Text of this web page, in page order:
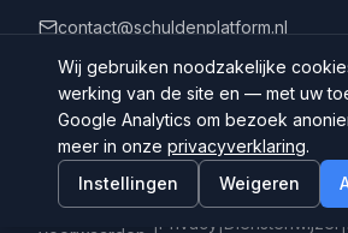
contact@schuldenplatform.nl
Postbus 802, 7400 AV Deventer
©
Algemene
|Privacy |Dienstenwijzer |
Wij gebruiken noodzakelijke
werking van de site en — met uw
Google Analytics om bezoek
meer in onze privacyverklaring.
Instellingen
Weigeren